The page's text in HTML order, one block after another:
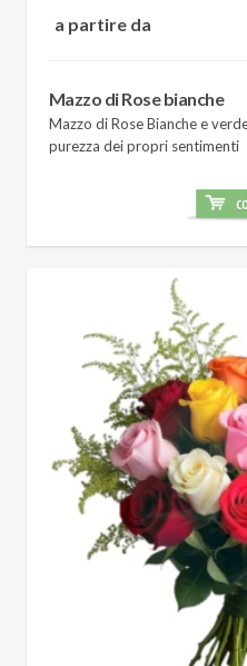
a partire da
Mazzo di Rose bianche
Mazzo di Rose Bianche e
purezza dei propri sentimenti